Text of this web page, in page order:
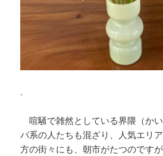
.
喧騒で雑然としている界隈（か
パ系の人たちも混ざり、人気エリ
方の街々にも、朝市がたつのです